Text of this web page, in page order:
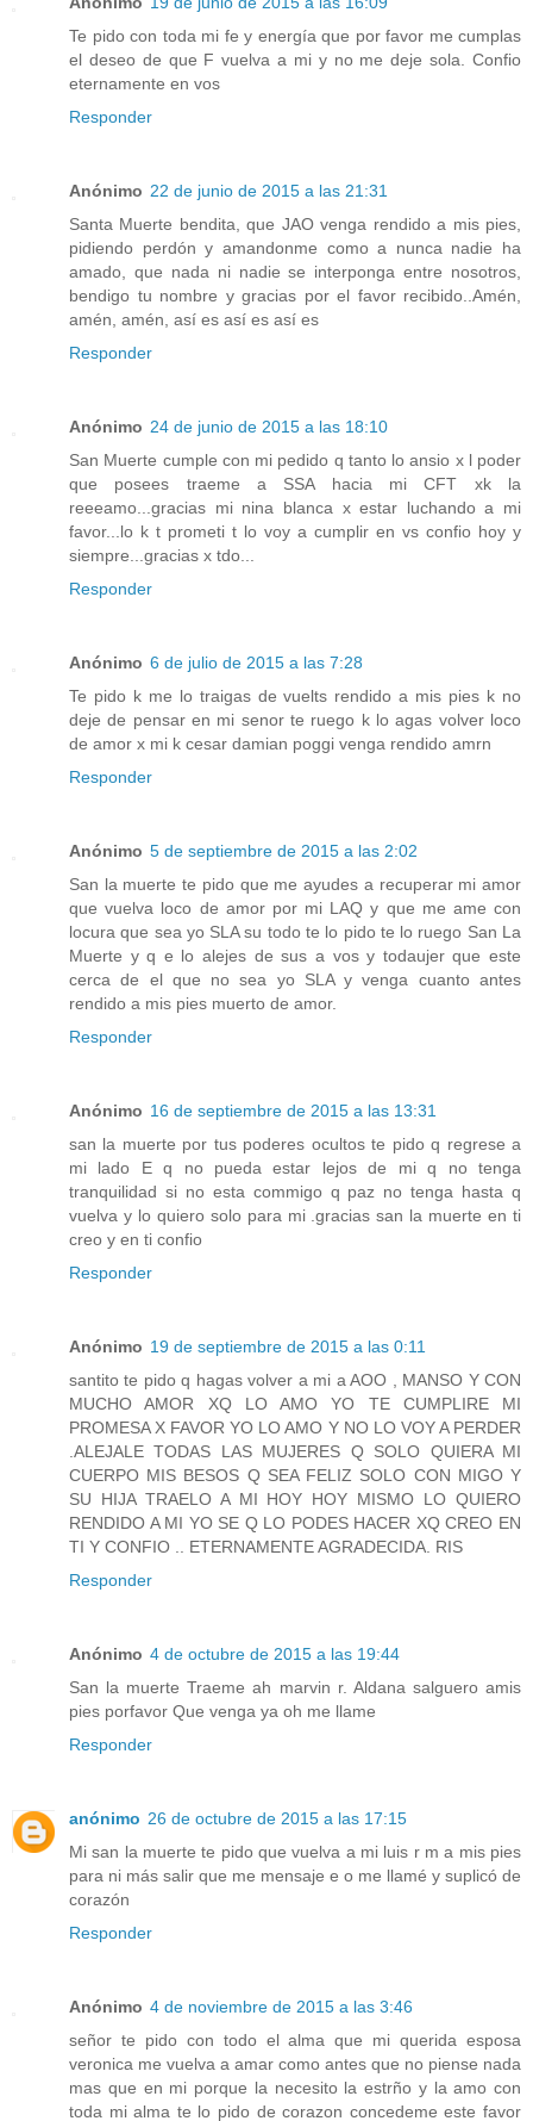
Te pido con toda mi fe y energía que por favor me cumplas
el deseo de que F vuelva a mi y no me deje sola. Confio
eternamente en vos
Responder
Anónimo 22 de junio de 2015 a las 21:31
Santa Muerte bendita, que JAO venga rendido a mis pies,
pidiendo perdón y amandonme como a nunca nadie ha
amado, que nada ni nadie se interponga entre nosotros,
bendigo tu nombre y gracias por el favor recibido..Amén,
amén, amén, así es así es así es
Responder
Anónimo 24 de junio de 2015 a las 18:10
San Muerte cumple con mi pedido q tanto lo ansio x l poder
que posees traeme a SSA hacia mi CFT xk la
reeeamo...gracias mi nina blanca x estar luchando a mi
favor...lo k t prometi t lo voy a cumplir en vs confio hoy y
siempre...gracias x tdo...
Responder
Anónimo 6 de julio de 2015 a las 7:28
Te pido k me lo traigas de vuelts rendido a mis pies k no
deje de pensar en mi senor te ruego k lo agas volver loco
de amor x mi k cesar damian poggi venga rendido amrn
Responder
Anónimo 5 de septiembre de 2015 a las 2:02
San la muerte te pido que me ayudes a recuperar mi amor
que vuelva loco de amor por mi LAQ y que me ame con
locura que sea yo SLA su todo te lo pido te lo ruego San La
Muerte y q e lo alejes de sus a vos y todaujer que este
cerca de el que no sea yo SLA y venga cuanto antes
rendido a mis pies muerto de amor.
Responder
Anónimo 16 de septiembre de 2015 a las 13:31
san la muerte por tus poderes ocultos te pido q regrese a
mi lado E q no pueda estar lejos de mi q no tenga
tranquilidad si no esta commigo q paz no tenga hasta q
vuelva y lo quiero solo para mi .gracias san la muerte en ti
creo y en ti confio
Responder
Anónimo 19 de septiembre de 2015 a las 0:11
santito te pido q hagas volver a mi a AOO , MANSO Y CON
MUCHO AMOR XQ LO AMO YO TE CUMPLIRE MI
PROMESA X FAVOR YO LO AMO Y NO LO VOY A PERDER
.ALEJALE TODAS LAS MUJERES Q SOLO QUIERA MI
CUERPO MIS BESOS Q SEA FELIZ SOLO CON MIGO Y
SU HIJA TRAELO A MI HOY HOY MISMO LO QUIERO
RENDIDO A MI YO SE Q LO PODES HACER XQ CREO EN
TI Y CONFIO .. ETERNAMENTE AGRADECIDA. RIS
Responder
Anónimo 4 de octubre de 2015 a las 19:44
San la muerte Traeme ah marvin r. Aldana salguero amis
pies porfavor Que venga ya oh me llame
Responder
anónimo 26 de octubre de 2015 a las 17:15
Mi san la muerte te pido que vuelva a mi luis r m a mis pies
para ni más salir que me mensaje e o me llamé y suplicó de
corazón
Responder
Anónimo 4 de noviembre de 2015 a las 3:46
señor te pido con todo el alma que mi querida esposa
veronica me vuelva a amar como antes que no piense nada
mas que en mi porque la necesito la estrño y la amo con
toda mi alma te lo pido de corazon concedeme este favor